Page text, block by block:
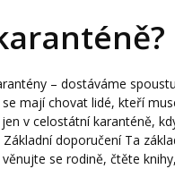
– dostáváme
mají chovat lidé, kteří
v celostátní karanténě,
doporučení Ta
se rodině, čtěte